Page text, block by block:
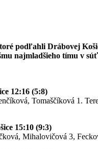
podľahli Drábovej
najmladšieho tímu v
12:16 (5:8)
Tomaščíková 1.
15:10 (9:3)
Mihalovičová 3,